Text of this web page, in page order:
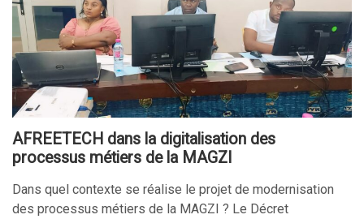
AFREETECH dans la digitalisation des
processus métiers de la MAGZI
Dans quel contexte se réalise le projet de modernisation
des processus métiers de la MAGZI ? Le Décret